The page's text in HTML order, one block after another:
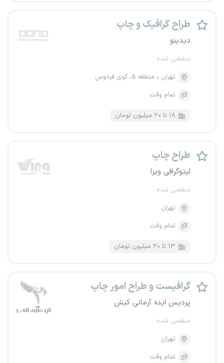
طراح گرافیک و چاپ
دیدینو
منقضی شده
تهران
منطقه ۵، کوی فردوس
تمام وقت
۱۸ تا ۲۰ میلیون تومان
طراح چاپ
لیتوگرافی ویرا
منقضی شده
تهران
تمام وقت
۱۳ تا ۲۰ میلیون تومان
گرافیست و طراح امور چاپ
پردیس ایده آرمانی کیش
منقضی شده
تهران
تمام وقت